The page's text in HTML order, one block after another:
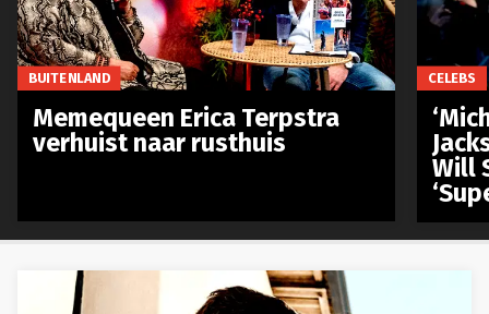
BUITENLAND
Memequeen Erica Terpstra
verhuist naar rusthuis
CELEBS
Will